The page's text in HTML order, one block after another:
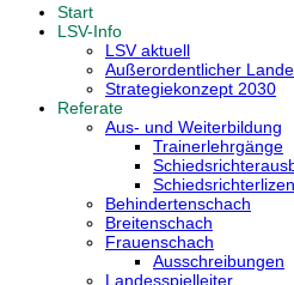
Start
LSV-Info
LSV aktuell
Außerordentlicher
Strategiekonzept 2030
Referate
Aus- und Weiterbildung
Trainerlehrgänge
Behindertenschach
Breitenschach
Frauenschach
Ausschreibungen
Landesspielleiter